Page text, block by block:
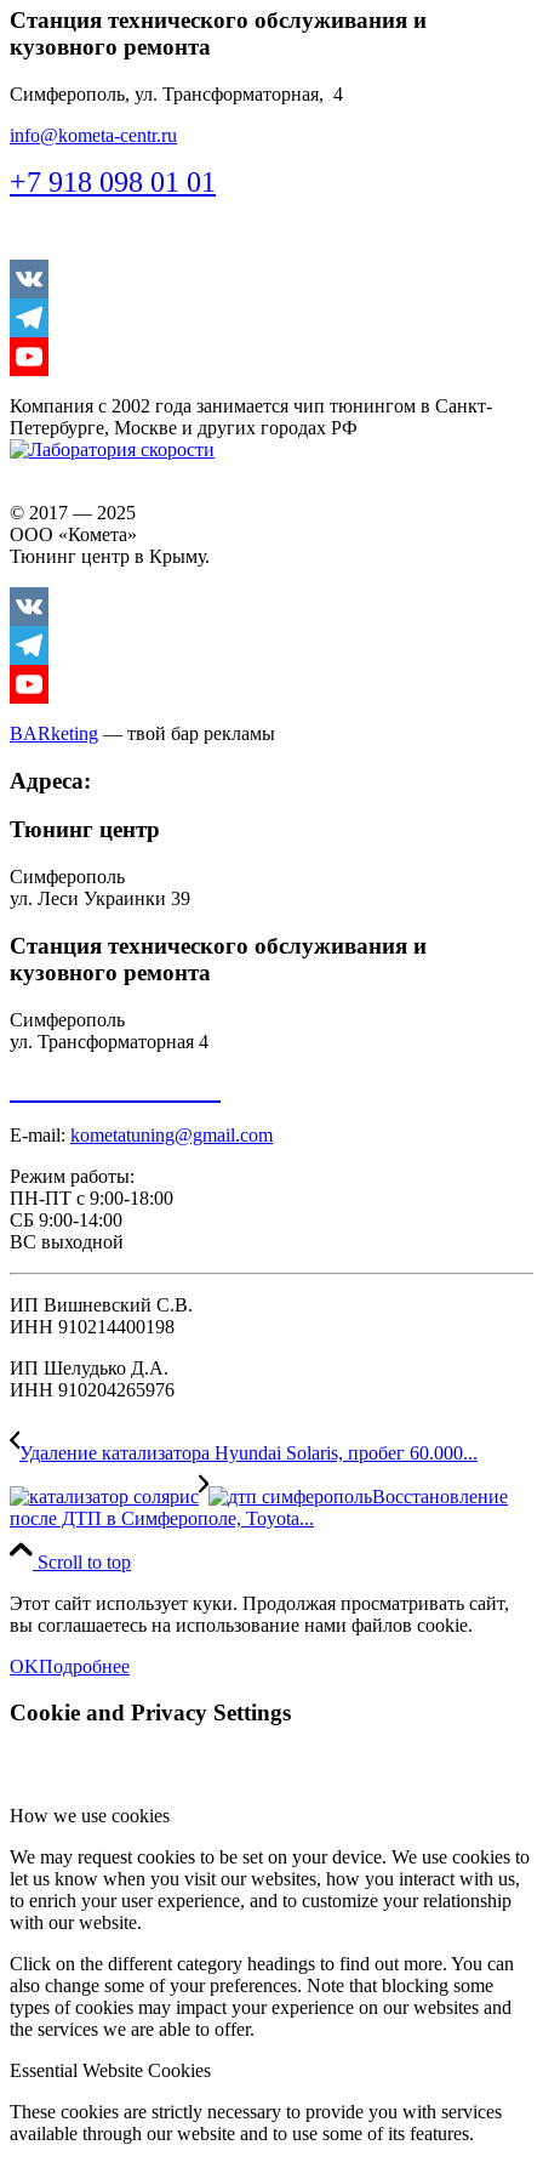
Станция технического обслуживания и
кузовного ремонта
Симферополь, ул. Трансформаторная, 4
info@kometa-centr.ru
+7 918 098 01 01
Vkontakte
Telegram
Youtube
Компания с 2002 года занимается чип тюнингом в Санкт-
Петербурге, Москве и других городах РФ
© 2017 — 2025
ООО «Комета»
Тюнинг центр в Крыму.
Vkontakte
Telegram
Youtube
BARketing — твой бар рекламы
Адреса:
Тюнинг центр
Симферополь
ул. Леси Украинки 39
Станция технического обслуживания и
кузовного ремонта
Симферополь
ул. Трансформаторная 4
E-mail: kometatuning@gmail.com
Режим работы:
ПН-ПТ с 9:00-18:00
СБ 9:00-14:00
ВС выходной
ИП Вишневский С.В.
ИНН 910214400198
ИП Шелудько Д.А.
ИНН 910204265976
Удаление катализатора Hyundai Solaris, пробег 60.000...
Восстановление
после ДТП в Симферополе, Toyota...
Scroll to top
Этот сайт использует куки. Продолжая просматривать сайт,
вы соглашаетесь на использование нами файлов cookie.
OKПодробнее
Cookie and Privacy Settings
How we use cookies
We may request cookies to be set on your device. We use cookies to
let us know when you visit our websites, how you interact with us,
to enrich your user experience, and to customize your relationship
with our website.
Click on the different category headings to find out more. You can
also change some of your preferences. Note that blocking some
types of cookies may impact your experience on our websites and
the services we are able to offer.
Essential Website Cookies
These cookies are strictly necessary to provide you with services
available through our website and to use some of its features.